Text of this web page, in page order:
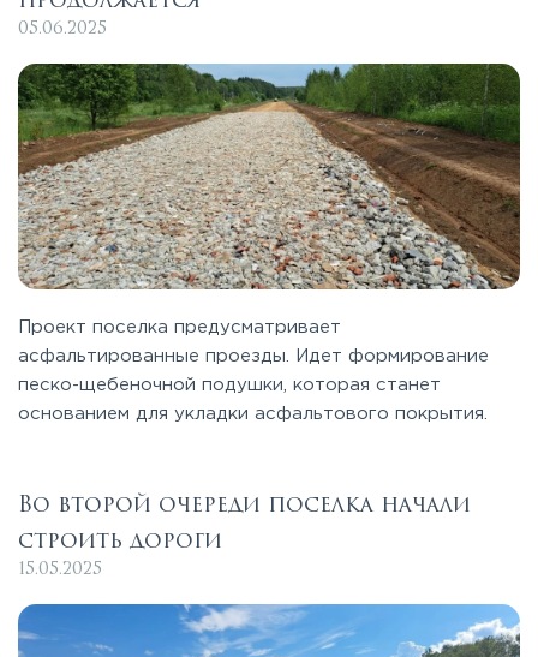
05.06.2025
Проект поселка предусматривает
асфальтированные проезды. Идет формирование
песко-щебеночной подушки, которая станет
основанием для укладки асфальтового покрытия.
Во второй очереди поселка начали
строить дороги
15.05.2025